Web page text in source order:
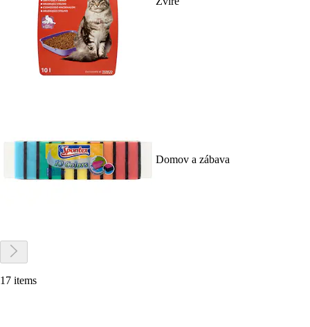
Domov a zábava
17 items